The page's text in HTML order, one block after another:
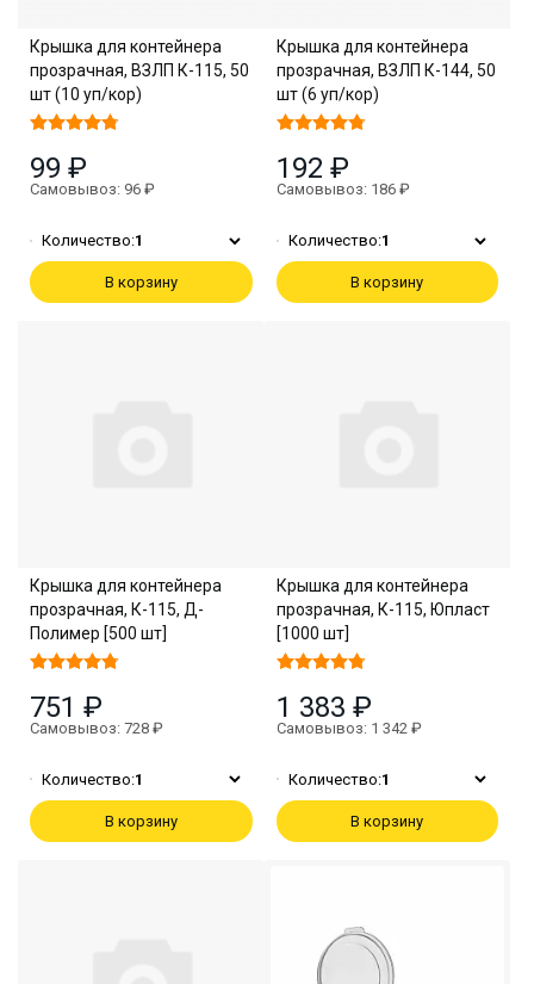
Крышка для контейнера
прозрачная, ВЗЛП К-115, 50
шт (10 уп/кор)
99 ₽
Самовывоз: 96 ₽
Количество:1
В корзину
Крышка для контейнера
прозрачная, ВЗЛП К-144, 50
шт (6 уп/кор)
192 ₽
Самовывоз: 186 ₽
Количество:1
В корзину
Крышка для контейнера
прозрачная, К-115, Д-
Полимер [500 шт]
751 ₽
Самовывоз: 728 ₽
Количество:1
В корзину
Крышка для контейнера
прозрачная, К-115, Юпласт
[1000 шт]
1 383 ₽
Самовывоз: 1 342 ₽
Количество:1
В корзину